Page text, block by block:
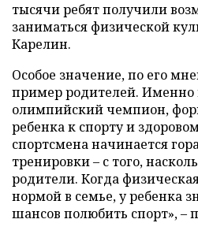
тысячи ребят получили
заниматься физической
Карелин.
Особое значение, по его
пример родителей. Именно
олимпийский чемпион,
ребенка к спорту и
спортсмена начинается
тренировки – с того,
родители. Когда
нормой в семье, у ребенка
шансов полюбить спорт», –